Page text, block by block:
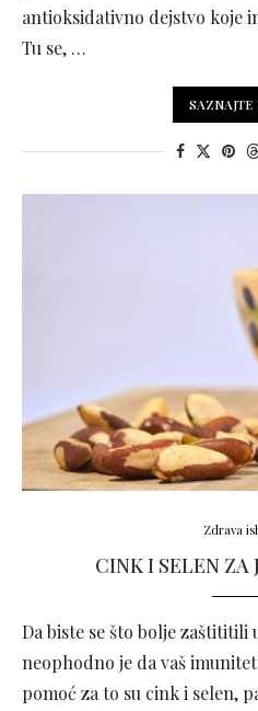
antioksidativno dejstvo koje
Tu se, …
SAZNAJTE
Zdrava
CINK I SELEN
Da biste se što bolje zaštititili
neophodno je da vaš
pomoć za to su cink i selen,